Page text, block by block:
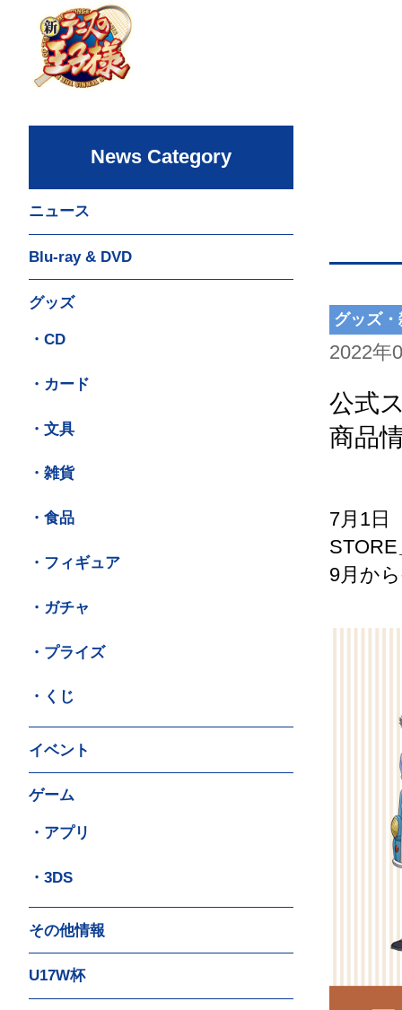
グッズ
2022年
公式
商品
7月1日
9月か
News Category
ニュース
Blu-ray & DVD
グッズ
・CD
・カード
・文具
・雑貨
・食品
・フィギュア
・ガチャ
・プライズ
・くじ
イベント
ゲーム
・アプリ
・3DS
その他情報
U17W杯